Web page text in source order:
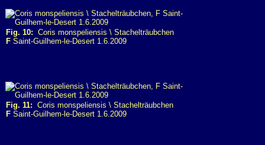
Fig. 10: Coris monspeliensis \ Stachelträubchen
F Saint-Guilhem-le-Desert 1.6.2009
Fig. 11: Coris monspeliensis \ Stachelträubchen
F Saint-Guilhem-le-Desert 1.6.2009